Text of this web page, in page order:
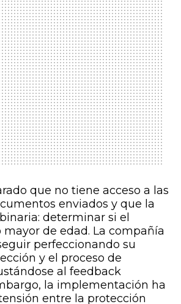
que no tiene acceso a las
enviados y que la
determinar si el
mayor de edad. La compañía
perfeccionando su
y el proceso de
al feedback
la implementación ha
entre la protección